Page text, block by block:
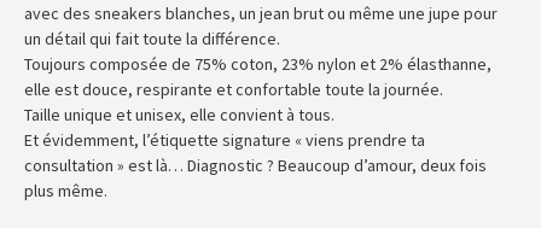
avec des sneakers blanches, un jean brut ou même une jupe pour
un détail qui fait toute la différence.
Toujours composée de 75% coton, 23% nylon et 2% élasthanne,
elle est douce, respirante et confortable toute la journée.
Taille unique et unisex, elle convient à tous.
Et évidemment, l’étiquette signature « viens prendre ta
consultation » est là… Diagnostic ? Beaucoup d’amour, deux fois
plus même.